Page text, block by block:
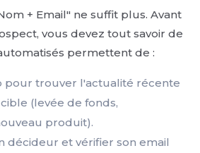
+ Email" ne suffit plus. Avant
vous devez tout savoir de
permettent de :
pour trouver l'actualité récente
(levée de fonds,
produit).
décideur et vérifier son email